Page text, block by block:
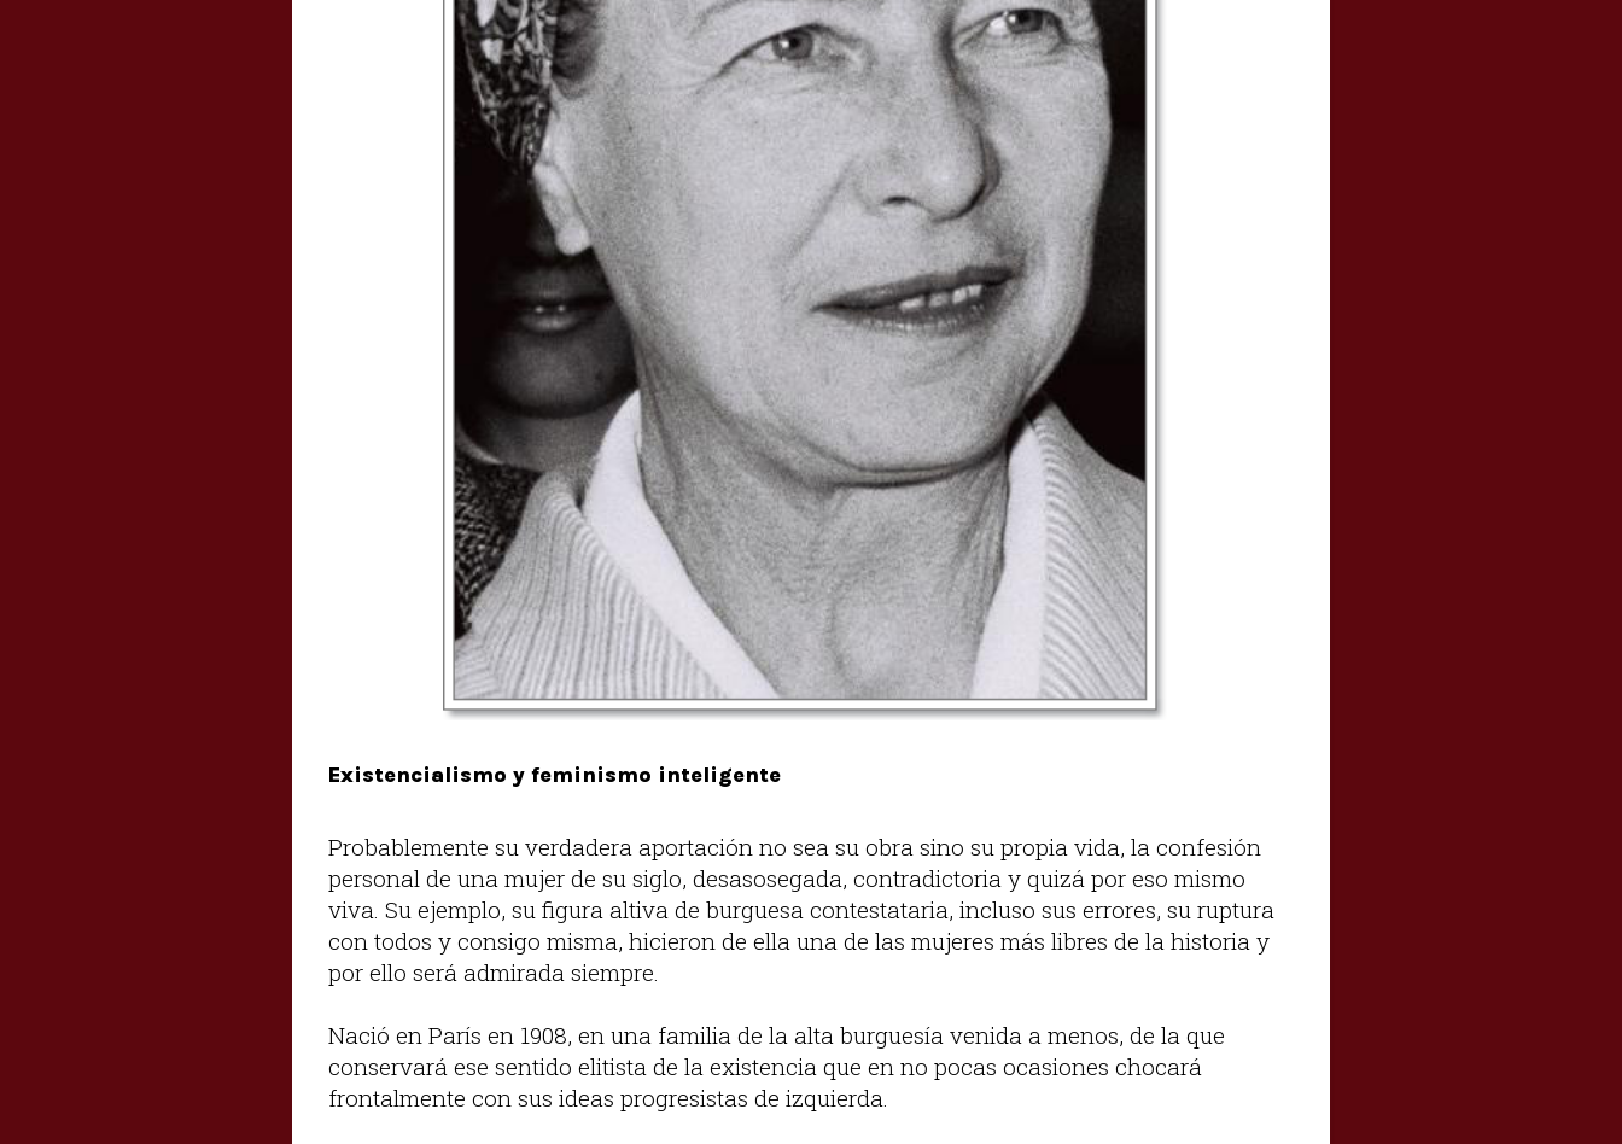
Existencialismo y feminismo inteligente
Probablemente su verdadera aportación no sea su obra sino su propia vida, la confesión
personal de una mujer de su siglo, desasosegada, contradictoria y quizá por eso mismo
viva. Su ejemplo, su figura altiva de burguesa contestataria, incluso sus errores, su ruptura
con todos y consigo misma, hicieron de ella una de las mujeres más libres de la historia y
por ello será admirada siempre.
Nació en París en 1908, en una familia de la alta burguesía venida a menos, de la que
conservará ese sentido elitista de la existencia que en no pocas ocasiones chocará
frontalmente con sus ideas progresistas de izquierda.